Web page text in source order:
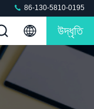
86-130-5810-0195
উদ্ধৃতি